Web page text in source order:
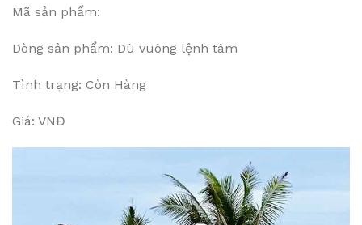
Mã sản phẩm:
Dòng sản phẩm: Dù vuông lệnh tâm
Tình trạng: Còn Hàng
Giá: VNĐ